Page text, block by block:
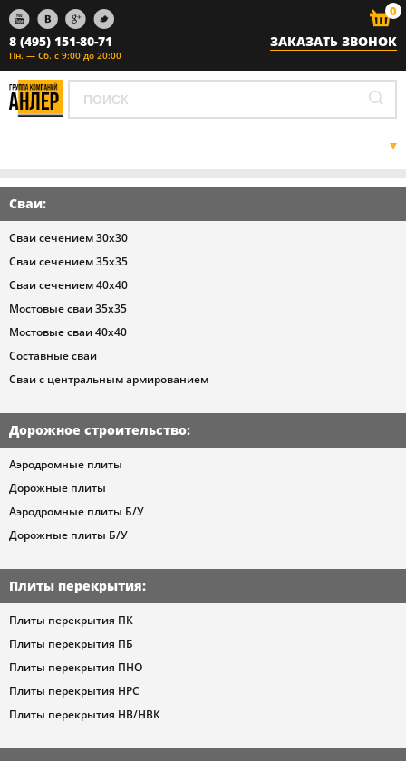
0
8 (495) 151-80-71
Пн. — Сб. с 9:00 до 20:00
ЗАКАЗАТЬ ЗВОНОК
Сваи:
Сваи сечением 30х30
Сваи сечением 35х35
Сваи сечением 40х40
Мостовые сваи 35х35
Мостовые сваи 40х40
Составные сваи
Сваи с центральным армированием
Дорожное строительство:
Аэродромные плиты
Дорожные плиты
Аэродромные плиты Б/У
Дорожные плиты Б/У
Плиты перекрытия:
Плиты перекрытия ПК
Плиты перекрытия ПБ
Плиты перекрытия ПНО
Плиты перекрытия НРС
Плиты перекрытия НВ/НВК